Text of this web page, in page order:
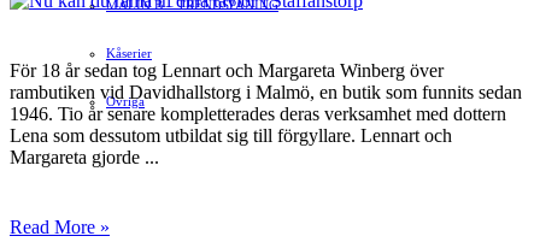
MALIN B – TRENDSPANING
Kåserier
Ovriga
För 18 år sedan tog Lennart och Margareta Winberg över
rambutiken vid Davidhallstorg i Malmö, en butik som funnits sedan
1946. Tio år senare kompletterades deras verksamhet med dottern
Lena som dessutom utbildat sig till förgyllare. Lennart och
Margareta gjorde ...
Read More »